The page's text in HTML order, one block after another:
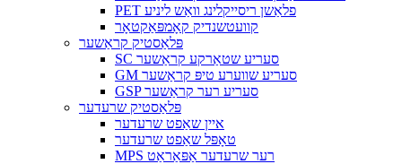
PET פלאַשן ריסייקלינג וואַש ליניע
קוועטשנדיק קאָמפּאַקטאָר
פּלאַסטיק קראַשער
SC סעריע שטאַרקע קראַשער
GM סעריע שווערע טיפּ קראַשער
GSP סעריע רער קראַשער
פּלאַסטיק שרעדער
איין שאַפט שרעדער
טאָפּל שאַפט שרעדער
MPS רער שרעדער אַפּאַראַט